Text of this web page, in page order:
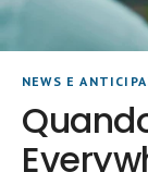
NEWS E